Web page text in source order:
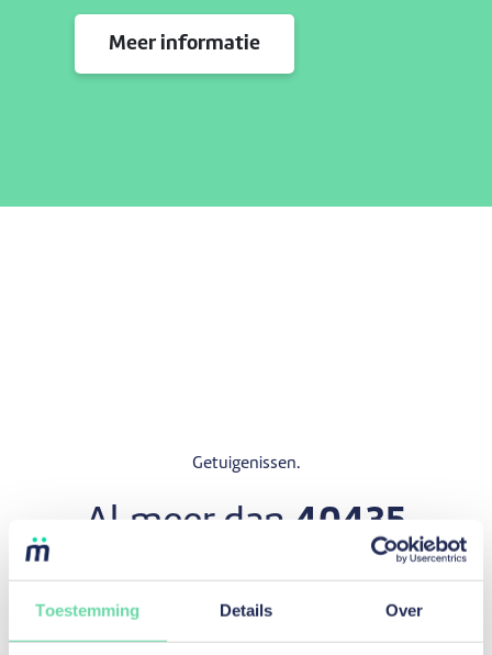
Toestemming Details Over
Meer informatie
Getuigenissen.
Al meer dan 40435